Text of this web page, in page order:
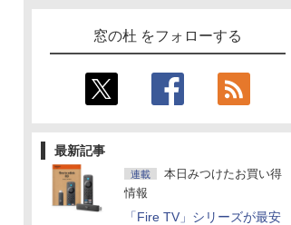
窓の杜 をフォローする
最新記事
連載
本日みつけたお買い得
情報
「Fire TV」シリーズが最安